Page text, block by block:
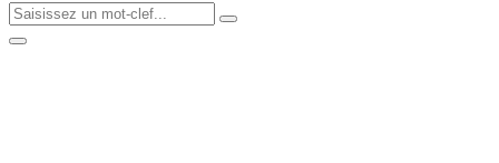
Search
for:
Search
Primary